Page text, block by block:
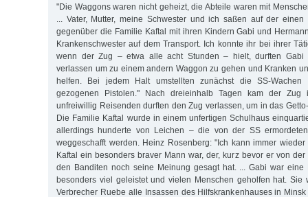
"Die Waggons waren nicht geheizt, die Abteile waren mit
... Vater, Mutter, meine Schwester und ich saßen auf der
gegenüber die Familie Kaftal mit ihren Kindern Gabi und
Krankenschwester auf dem Transport. Ich konnte ihr bei ihrer
wenn der Zug – etwa alle acht Stunden – hielt, durften Gabi
verlassen um zu einem andern Waggon zu gehen und Kranken
helfen. Bei jedem Halt umstellten zunächst die SS-
gezogenen Pistolen." Nach dreieinhalb Tagen kam der
unfreiwillig Reisenden durften den Zug verlassen, um in das
Die Familie Kaftal wurde in einem unfertigen Schulhaus
allerdings hunderte von Leichen – die von der SS
weggeschafft werden. Heinz Rosenberg: "Ich kann immer
Kaftal ein besonders braver Mann war, der, kurz bevor er von
den Banditen noch seine Meinung gesagt hat. ... Gabi war eine
besonders viel geleistet und vielen Menschen geholfen hat. Sie
Verbrecher Ruebe alle Insassen des Hilfskrankenhauses in